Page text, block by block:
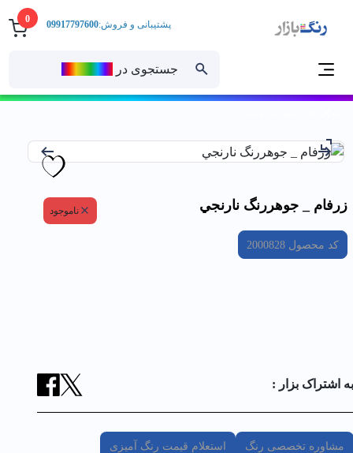
0
جستجوی در
پشتیبانی و فروش:09917797600
زرفام _ جوهررنگ نارنجي ناموجود
کد محصول2000828
به اشتراک بزار :
مشاوره تخصصی رنگ استعلام قیمت رنگ آمیزی